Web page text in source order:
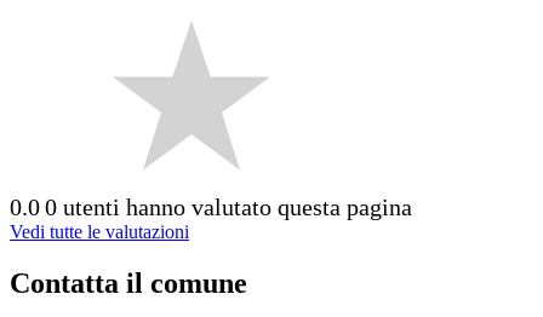
0.00 utenti hanno valutato questa pagina
Vedi tutte le valutazioni
Contatta il comune